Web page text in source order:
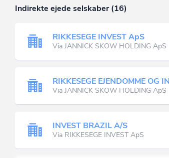
Indirekte ejede selskaber (16)
RIKKESEGE INVEST ApS
Via JANNICK SKOW HOLDING ApS
RIKKESEGE EJENDOMME OG
Via JANNICK SKOW HOLDING ApS
INVEST BRAZIL A/S
Via RIKKESEGE INVEST ApS